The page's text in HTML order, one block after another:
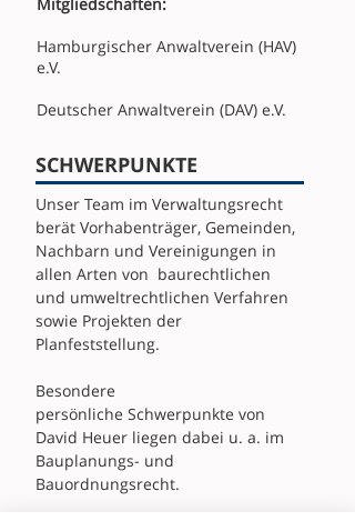
Hamburgischer Anwaltverein (HAV)
e.V.
Deutscher Anwaltverein (DAV) e.V.
SCHWERPUNKTE
Unser Team im Verwaltungsrecht
berät Vorhabenträger, Gemeinden,
Nachbarn und Vereinigungen in
allen Arten von baurechtlichen
und umweltrechtlichen Verfahren
sowie Projekten der
Planfeststellung.
Besondere
persönliche Schwerpunkte von
David Heuer liegen dabei u. a. im
Bauplanungs- und
Bauordnungsrecht.